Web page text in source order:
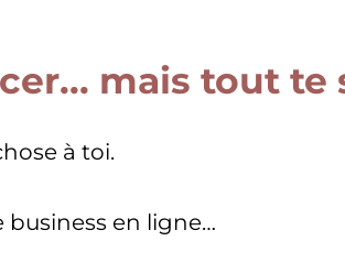
mais tout
à toi.
business en ligne…